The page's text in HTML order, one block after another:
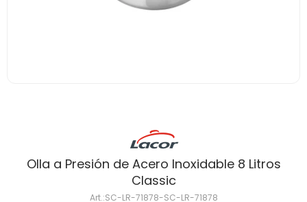
Olla a Presión de Acero Inoxidable 8 Litros
Classic
SC-LR-71878-SC-LR-71878